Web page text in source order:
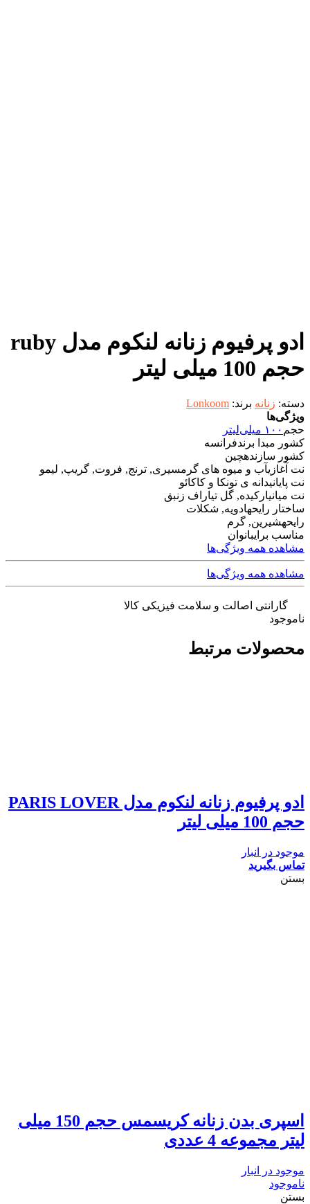
ادو پرفیوم زنانه لنکوم مدل ruby
حجم 100 میلی لیتر
دسته: زنانه برند: Lonkoom
ویژگی‌ها
حجم ۱۰۰ میلی‌لیتر
کشور مبدا برندفرانسه
کشور سازندهچین
نت آغازیآب و میوه های گرمسیری, ترنج, فروت, گریپ, لیمو
نت پایانیدانه ی تونکا و کاکائو
نت میانیارکیده, گل تیاراف زنبق
ساختار رایحهادویه, شکلات
رایحهشیرین, گرم
مناسب برایبانوان
مشاهده همه ویژگی‌ها
مشاهده همه ویژگی‌ها
گارانتی اصالت و سلامت فیزیکی کالا
ناموجود
محصولات مرتبط
ادو پرفیوم زنانه لنکوم مدل PARIS LOVER
حجم 100 میلی لیتر
موجود در انبار
تماس بگیرید
بستن
اسپری بدن زنانه کریسمس حجم 150 میلی
لیتر مجموعه 4 عددی
موجود در انبار
ناموجود
بستن